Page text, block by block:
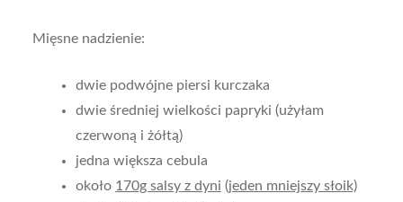
Mięsne nadzienie:
dwie podwójne piersi kurczaka
dwie średniej wielkości papryki (użyłam
czerwoną i żółtą)
jedna większa cebula
około 170g salsy z dyni (jeden mniejszy słoik)